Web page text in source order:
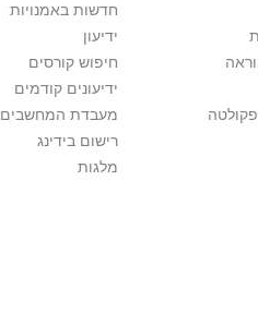
חדשות באמנויות
ידיעון
חיפוש קורסים
ידיעונים קודמים
מעבדת המחשבים
רישום בידינג
מלגות